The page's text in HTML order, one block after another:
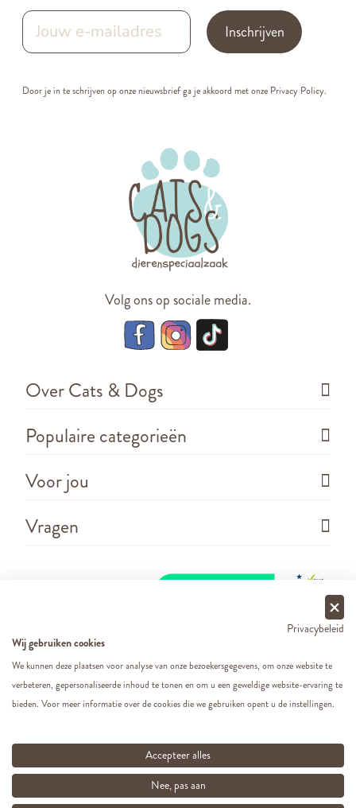
Inschrijven
Door je in te schrijven op onze nieuwsbrief ga je akkoord met onze Privacy Policy.
Volg ons op sociale media.
Over Cats & Dogs
Populaire categorieën
Voor jou
Vragen
Copyright ©2026 - Cats&Dogs - Website byeWings
e-commerce
Privacybeleid
Wij gebruiken cookies
We kunnen deze plaatsen voor analyse van onze bezoekersgegevens, om onze website te
verbeteren, gepersonaliseerde inhoud te tonen en om u een geweldige website-ervaring te
bieden. Voor meer informatie over de cookies die we gebruiken opent u de instellingen.
Accepteer alles
Nee, pas aan